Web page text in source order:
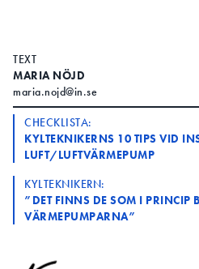
TEXT
MARIA NÖJD
maria.nojd@in.se
CHECKLISTA:
KYLTEKNIKERNS 10 TIPS VID
LUFT/LUFTVÄRMEPUMP
KYLTEKNIKERN:
”DET FINNS DE SOM I PRINCIP
VÄRMEPUMPARNA”